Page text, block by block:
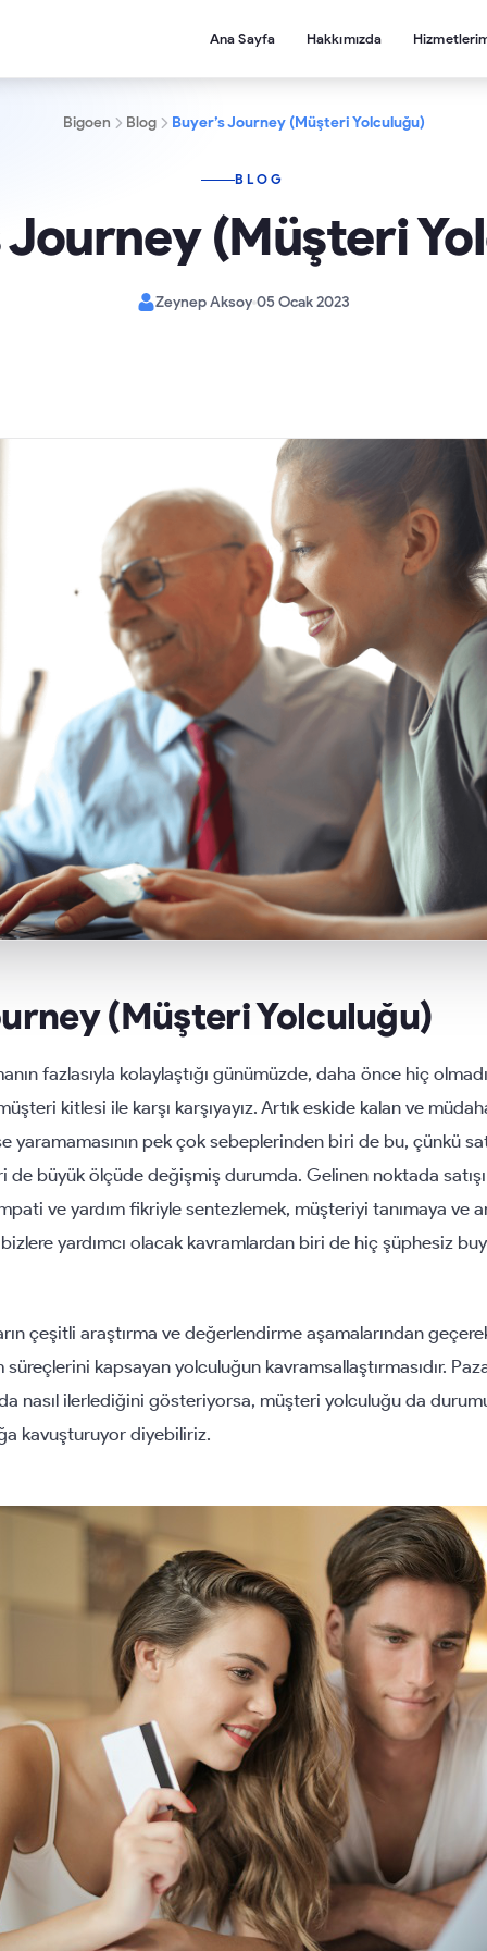
Ana Sayfa Hakkımızda
Bigoen Blog Buyer’s Journey (Müşteri Yolculuğu)
BLOG
Journey (Müşteri
Zeynep Aksoy 05 Ocak 2023
(Müşteri Yolculuğu)
fazlasıyla kolaylaştığı günümüzde, daha önce hiç
kitlesi ile karşı karşıyayız. Artık eskide kalan ve
yaramamasının pek çok sebeplerinden biri de bu, çünkü
büyük ölçüde değişmiş durumda. Gelinen noktada satışı
ve yardım fikriyle sentezlemek, müşteriyi tanımaya ve
yardımcı olacak kavramlardan biri de hiç şüphesiz
çeşitli araştırma ve değerlendirme aşamalarından
kapsayan yolculuğun kavramsallaştırmasıdır.
nasıl ilerlediğini gösteriyorsa, müşteri yolculuğu da
kavuşturuyor diyebiliriz.